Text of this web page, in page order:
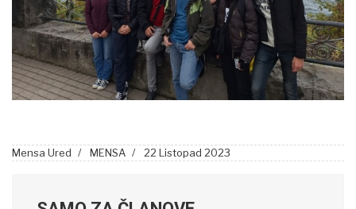
Mensa Ured MENSA 22 Listopad 2023